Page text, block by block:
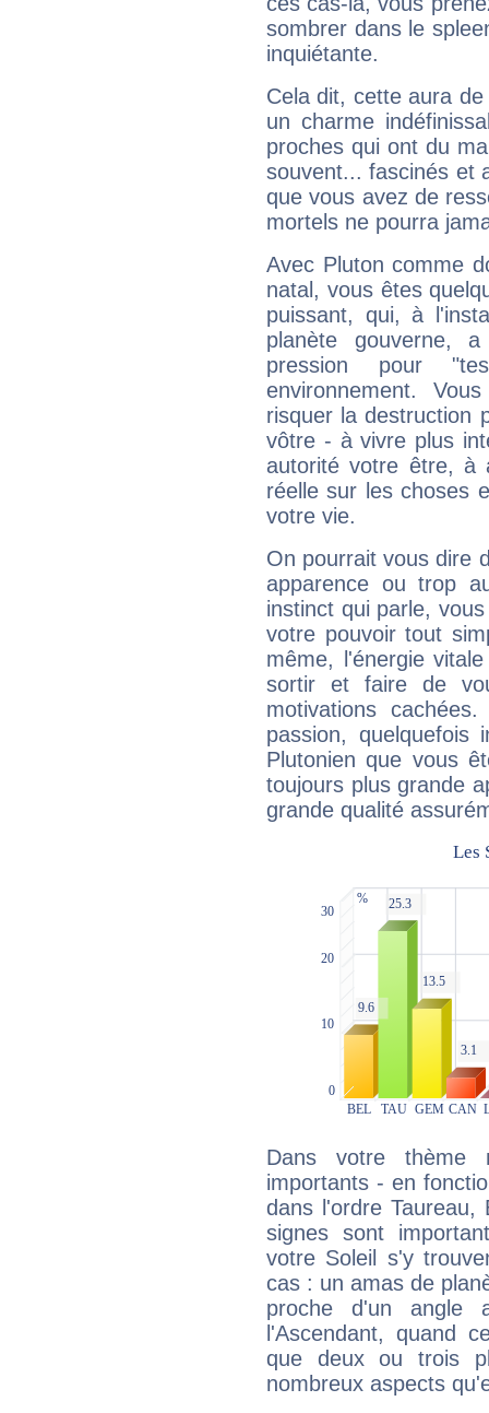
sombrer dans le
inquiétante.
Cela dit, cette aura
un charme
proches qui ont du
souvent... fascinés et
que vous avez de
mortels ne pourra
Avec Pluton comme
natal, vous êtes
puissant, qui, à
planète gouverne,
pression pour
environnement.
risquer la destruction
vôtre - à vivre plus
autorité votre être, à
réelle sur les choses
votre vie.
On pourrait vous dire
apparence ou trop
instinct qui parle,
votre pouvoir tout
même, l'énergie
sortir et faire de
motivations
passion, quelquefois
Plutonien que vous
toujours plus grande
grande qualité
Dans votre thème
importants - en
dans l'ordre Taureau,
signes sont
votre Soleil s'y
cas : un amas de
proche d'un
l'Ascendant, quand
que deux ou trois
nombreux aspects